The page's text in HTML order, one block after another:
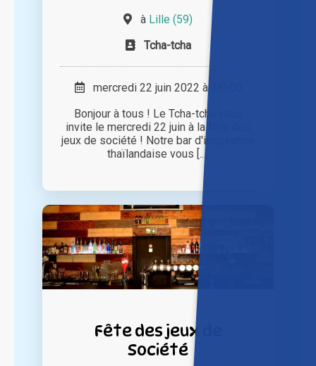
à Lille (59)
Tcha-tcha
mercredi 22 juin 2022 à 18h00
Bonjour à tous ! Le Tcha-tcha vous
invite le mercredi 22 juin à la fête des
jeux de société ! Notre bar d'inspiration
thaïlandaise vous [...]
Fête des jeux de
Société